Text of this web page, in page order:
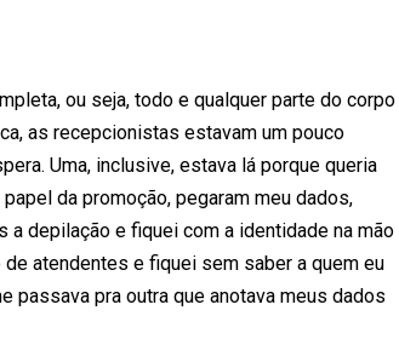
ou seja, todo e qualquer parte do corpo
as recepcionistas estavam um pouco
Uma, inclusive, estava lá porque queria
da promoção, pegaram meu dados,
depilação e fiquei com a identidade na mão
atendentes e fiquei sem saber a quem eu
passava pra outra que anotava meus dados